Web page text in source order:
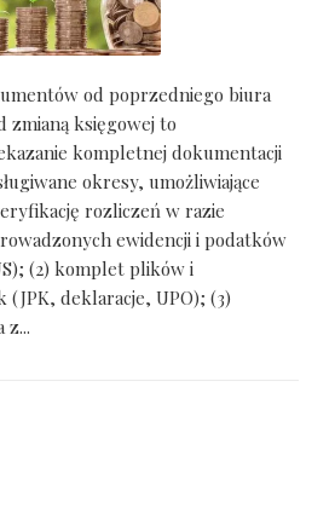
od poprzedniego biura
księgowej to
kompletnej dokumentacji
okresy, umożliwiające
rozliczeń w razie
ewidencji i podatków
(2) komplet plików i
(JPK, deklaracje, UPO); (3)
z...